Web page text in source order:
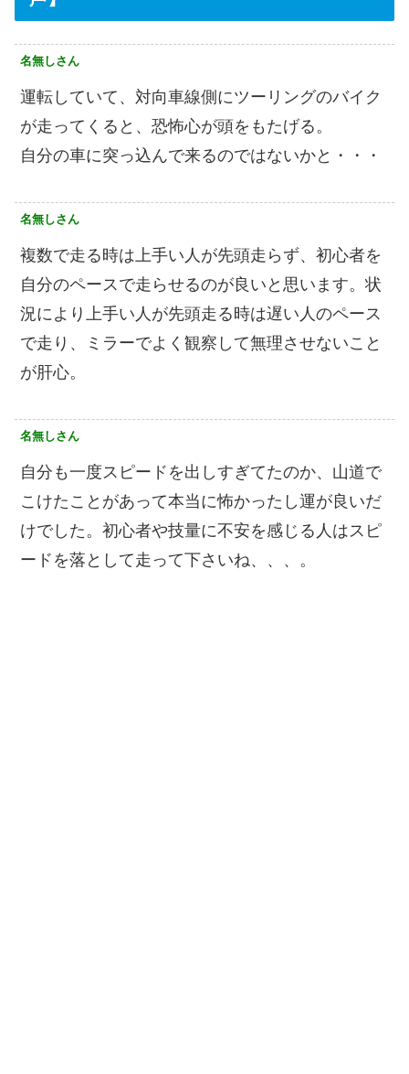
名無しさん
運転していて、対向車線側にツーリングのバイク
が走ってくると、恐怖心が頭をもたげる。
自分の車に突っ込んで来るのではないかと・・・
名無しさん
複数で走る時は上手い人が先頭走らず、初心者を
自分のペースで走らせるのが良いと思います。状
況により上手い人が先頭走る時は遅い人のペース
で走り、ミラーでよく観察して無理させないこと
が肝心。
名無しさん
自分も一度スピードを出しすぎてたのか、山道で
こけたことがあって本当に怖かったし運が良いだ
けでした。初心者や技量に不安を感じる人はスピ
ードを落として走って下さいね、、、。